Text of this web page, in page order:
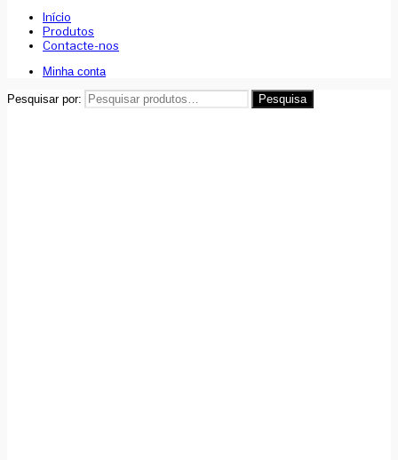
Início
Produtos
Contacte-nos
Minha conta
Pesquisar por: Pesquisa